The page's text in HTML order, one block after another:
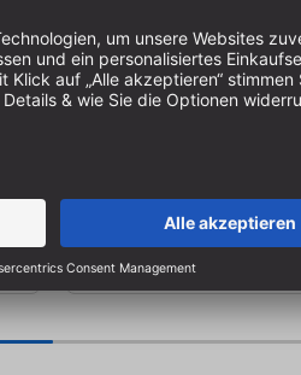
Systainer | 9 Spannzangen
Art.-Nr.: BD-BD0843
337,48 €
397,03 €
inkl. MwSt. zzgl.
Versandkosten